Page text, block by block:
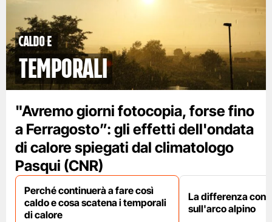
caldo e
temporali
"Avremo giorni fotocopia, forse fino
a Ferragosto”: gli effetti dell'ondata
di calore spiegati dal climatologo
Pasqui (CNR)
Perché continuerà a fare così
caldo e cosa scatena i temporali
di calore
La differenza con
sull'arco alpino